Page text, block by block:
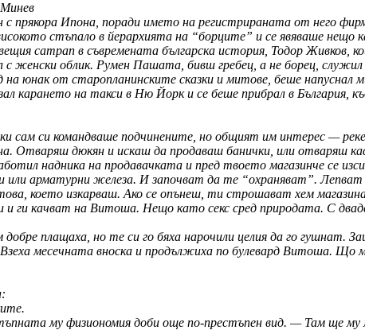
прякора Ипона, поради името на регистрираната от него
стъпало в йерархията на “борците” и се явяваше
сатрап в съвремената българска история, Тодор
с женски облик. Румен Пашата, бивш гребец, а не борец,
юнак от старопланинските сказки и митове, беше напуснал
карането на такси в Ню Йорк и се беше прибрал в България,
сам си командваше подчинените, но общият им интерес —
Отваряш дюкян и искаш да продаваш банички, или отваряш
надника на продавачката и пред твоето магазинче се
или арматурни железа. И започват да те “охраняват”.
което изкарваш. Ако се опънеш, ти строшават хем
ги качват на Витоша. Нещо като секс сред природата. С
плащаха, но те си го бяха нарочили целия да го гушнат.
Взеха месечната вноска и продължиха по булевард Витоша.
му физиономия доби още по-престъпен вид. — Там ще му